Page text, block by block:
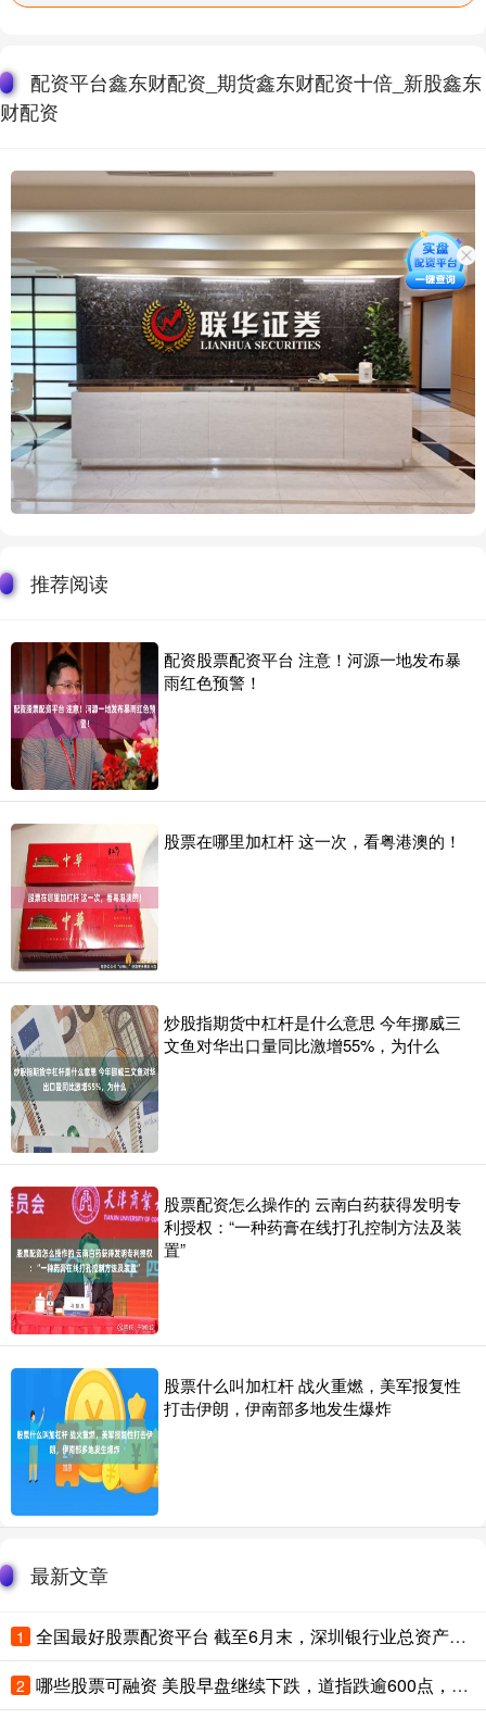
配资平台鑫东财配资_期货鑫东财配资十倍_新股鑫东
财配资
推荐阅读
配资股票配资平台 注意！河源一地发布暴
雨红色预警！
股票在哪里加杠杆 这一次，看粤港澳的！
炒股指期货中杠杆是什么意思 今年挪威三
文鱼对华出口量同比激增55%，为什么
股票配资怎么操作的 云南白药获得发明专
利授权：“一种药膏在线打孔控制方法及装
置”
股票什么叫加杠杆 战火重燃，美军报复性
打击伊朗，伊南部多地发生爆炸
最新文章
1 全国最好股票配资平台 截至6月末，深圳银行业总资产突破15万亿元，建设130家科技支行
2 哪些股票可融资 美股早盘继续下跌，道指跌逾600点，市场关注联储会议与财报